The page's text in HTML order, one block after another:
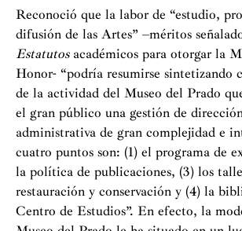
propone que esta Medalla de Honor, “
año a una persona o institución,
que se haya distinguido de modo
estudio, promoción o difusión de las
nuestra distinción no pretende
evidente desde la creación del Museo
desde entonces, al igual que otras
Biblioteca Nacional, ha sido uno de los
referentes de nuestra cultura.
Por ello, queremos poner nuestro
“estudio, promoción y difusión” que el
Reconoció que la labor de “estudio,
difusión de las Artes” –méritos
Estatutosacadémicos para otorgar la
Honor- “podría resumirse sintetizando
de la actividad del Museo del Prado
el gran público una gestión de
administrativa de gran complejidad e
cuatro puntos son: (1) el programa de
la política de publicaciones, (3) los
restauración y conservación y (4) la
Centro de Estudios”. En efecto, la